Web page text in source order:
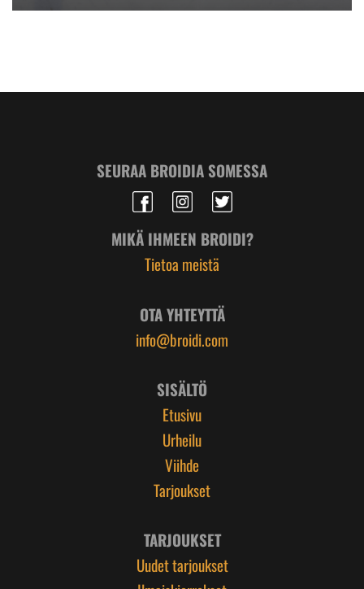
SEURAA BROIDIA SOMESSA
MIKÄ IHMEEN BROIDI?
Tietoa meistä
OTA YHTEYTTÄ
info@broidi.com
SISÄLTÖ
Etusivu
Urheilu
Viihde
Tarjoukset
TARJOUKSET
Uudet tarjoukset